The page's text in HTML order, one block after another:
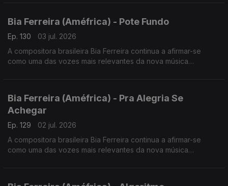
Bia Ferreira (Améfrica) - Pote Fundo
Ep. 130
03 jul. 2026
A compositora brasileira Bia Ferreira continua a afirmar-se
como uma das vozes mais relevantes da nova música
Bia Ferreira (Améfrica) - Pra Alegria Se
Achegar
Ep. 129
02 jul. 2026
A compositora brasileira Bia Ferreira continua a afirmar-se
como uma das vozes mais relevantes da nova música